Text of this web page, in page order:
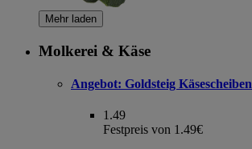
Mehr laden
Molkerei & Käse
Angebot: Goldsteig Käsescheiben
1.49
Festpreis von 1.49€